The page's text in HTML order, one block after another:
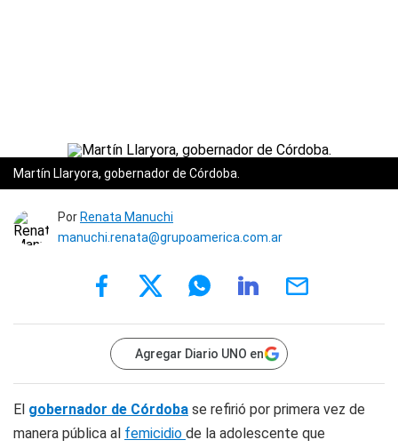
Martín Llaryora, gobernador de Córdoba.
Por Renata Manuchi
manuchi.renata@grupoamerica.com.ar
Agregar Diario UNO en
El gobernador de Córdoba se refirió por primera vez de
manera pública al femicidio de la adolescente que